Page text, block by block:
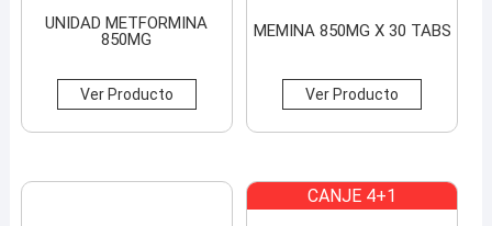
UNIDAD METFORMINA
850MG
Ver Producto
MEMINA 850MG X 30 TABS
Ver Producto
CANJE 4+1